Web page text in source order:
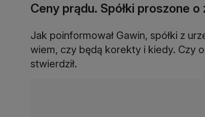
Ceny prądu. Spółki proszone o
Jak poinformował Gawin, spółki z
wiem, czy będą korekty i kiedy. Czy
stwierdził.